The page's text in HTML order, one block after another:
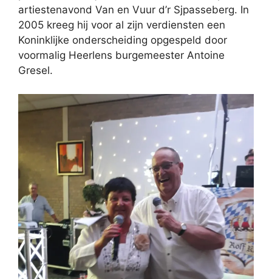
artiestenavond Van en Vuur d’r Sjpasseberg. In
2005 kreeg hij voor al zijn verdiensten een
Koninklijke onderscheiding opgespeld door
voormalig Heerlens burgemeester Antoine
Gresel.